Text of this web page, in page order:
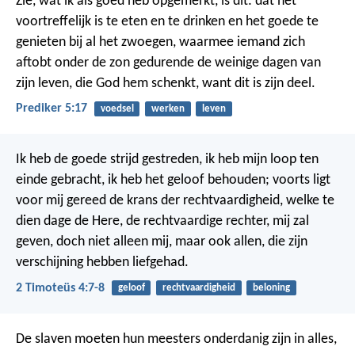
voortreffelijk is te eten en te drinken en het goede te
genieten bij al het zwoegen, waarmee iemand zich
aftobt onder de zon gedurende de weinige dagen van
zijn leven, die God hem schenkt, want dit is zijn deel.
Prediker 5:17 voedsel werken leven
Ik heb de goede strijd gestreden, ik heb mijn loop ten
einde gebracht, ik heb het geloof behouden; voorts ligt
voor mij gereed de krans der rechtvaardigheid, welke te
dien dage de Here, de rechtvaardige rechter, mij zal
geven, doch niet alleen mij, maar ook allen, die zijn
verschijning hebben liefgehad.
2 Timoteüs 4:7-8 geloof rechtvaardigheid beloning
De slaven moeten hun meesters onderdanig zijn in alles,